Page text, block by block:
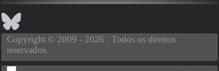
Copyright © 2009 - 2026 . Todos os direitos
reservados.